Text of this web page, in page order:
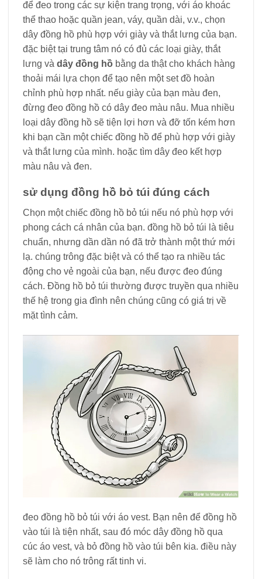
để đeo trong các sự kiện trang trọng, với áo khoác
thể thao hoặc quần jean, váy, quần dài, v.v., chọn
dây đồng hồ phù hợp với giày và thắt lưng của bạn.
đặc biệt tại trung tâm nó có đủ các loại giày, thắt
lưng và dây đồng hồ bằng da thật cho khách hàng
thoải mái lựa chọn để tạo nên một set đồ hoàn
chỉnh phù hợp nhất. nếu giày của bạn màu đen,
đừng đeo đồng hồ có dây đeo màu nâu. Mua nhiều
loại dây đồng hồ sẽ tiện lợi hơn và đỡ tốn kém hơn
khi bạn cần một chiếc đồng hồ để phù hợp với giày
và thắt lưng của mình. hoặc tìm dây đeo kết hợp
màu nâu và đen.
sử dụng đồng hồ bỏ túi đúng cách
Chọn một chiếc đồng hồ bỏ túi nếu nó phù hợp với
phong cách cá nhân của bạn. đồng hồ bỏ túi là tiêu
chuẩn, nhưng dần dần nó đã trở thành một thứ mới
lạ. chúng trông đặc biệt và có thể tạo ra nhiều tác
động cho vẻ ngoài của bạn, nếu được đeo đúng
cách. Đồng hồ bỏ túi thường được truyền qua nhiều
thế hệ trong gia đình nên chúng cũng có giá trị về
mặt tình cảm.
đeo đồng hồ bỏ túi với áo vest. Bạn nên để đồng hồ
vào túi là tiện nhất, sau đó móc dây đồng hồ qua
cúc áo vest, và bỏ đồng hồ vào túi bên kia. điều này
sẽ làm cho nó trông rất tinh vi.